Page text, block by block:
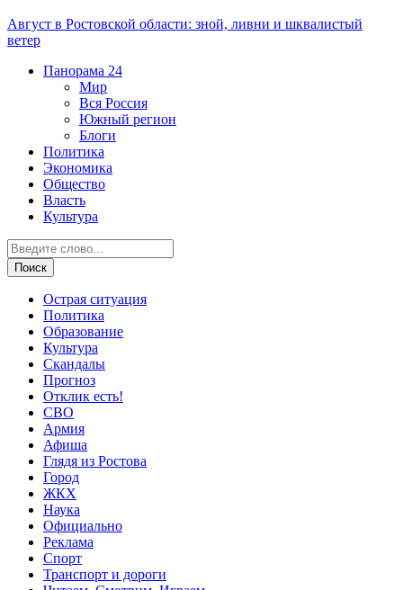
Август в Ростовской области: зной, ливни и шквалистый
ветер
Панорама 24
Мир
Вся Россия
Южный регион
Блоги
Политика
Экономика
Общество
Власть
Культура
Острая ситуация
Политика
Образование
Культура
Скандалы
Прогноз
Отклик есть!
СВО
Армия
Афиша
Глядя из Ростова
Город
ЖКХ
Наука
Официально
Реклама
Спорт
Транспорт и дороги